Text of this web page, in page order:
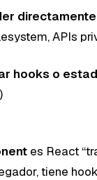
APIs
hooks o
es React
tiene